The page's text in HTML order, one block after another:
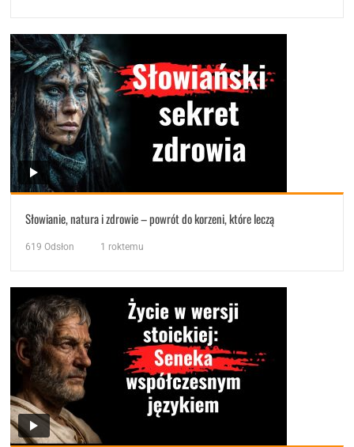
Słowianie, natura i zdrowie – powrót do korzeni, które leczą
619 Odsłon 1 roktemu